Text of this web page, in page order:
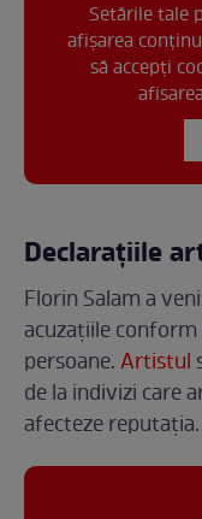
Setările tale
afișarea
să accepți
Declarațiile
Florin Salam a
acuzațiile
persoane.Artistul
de la indivizi care
afecteze reputația.